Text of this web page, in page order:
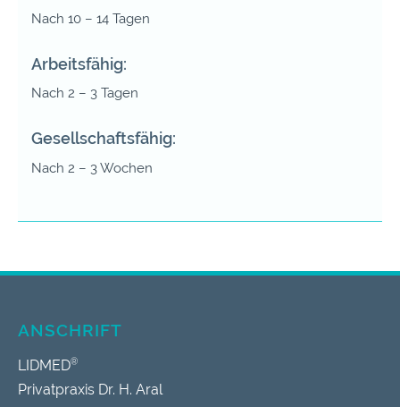
Nach 10 – 14 Tagen
Arbeitsfähig:
Nach 2 – 3 Tagen
Gesellschaftsfähig:
Nach 2 – 3 Wochen
ANSCHRIFT
LIDMED®
Privatpraxis Dr. H. Aral